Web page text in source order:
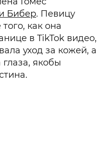
Бибер. Певицу
как она
в TikTok видео,
уход за кожей, а
якобы